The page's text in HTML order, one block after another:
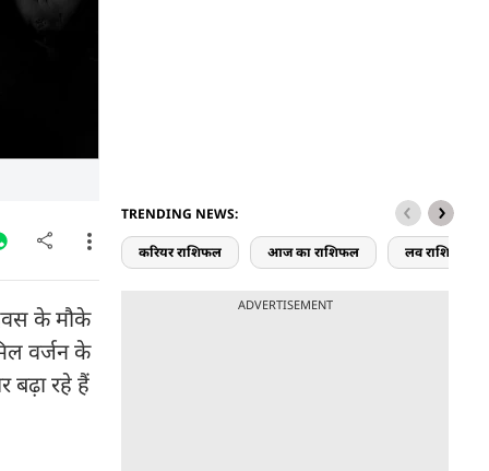
के मौके
वर्जन के
बढ़ा रहे हैं
TRENDING NEWS:
करियर राशिफल आज का राशिफल लव राशिफल
ADVERTISEMENT